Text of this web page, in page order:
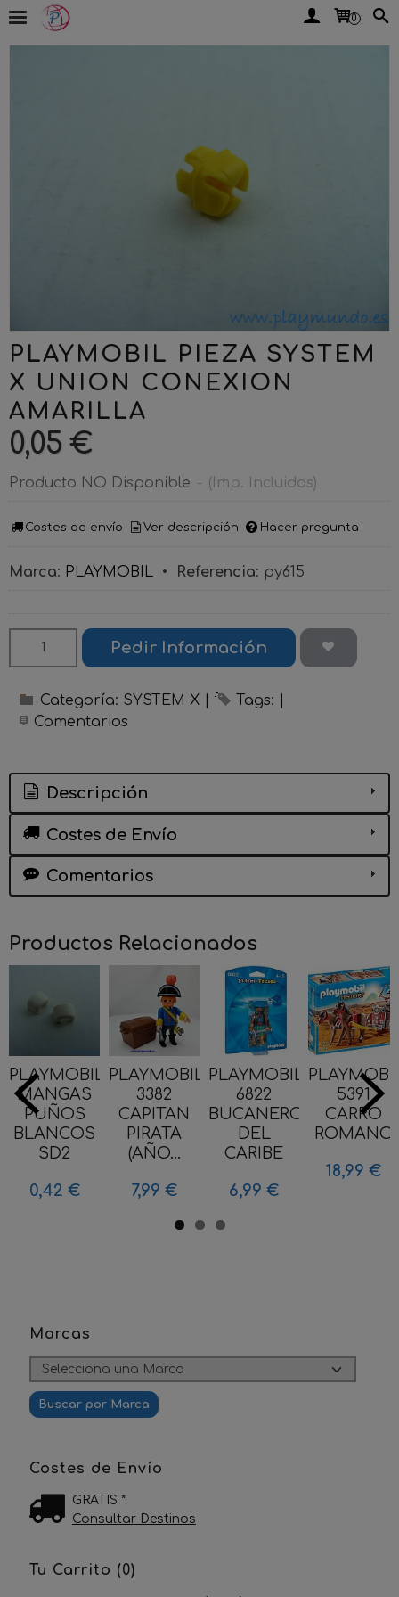
0
Marcas
Costes de Envío
GRATIS *
Consultar Destinos
Tu Carrito (0)
PLAYMOBIL PIEZA SYSTEM
X UNION CONEXION
AMARILLA
0,05 €
Producto NO Disponible - (Imp. Incluidos)
Costes de envío Ver descripción Hacer pregunta
Marca: PLAYMOBIL • Referencia: py615
Pedir Información
Categoría: SYSTEM X Tags:
Comentarios
Descripción
Costes de Envío
Comentarios
Productos Relacionados
PLAYMOBIL
MANGAS
PUÑOS
BLANCOS
SD2
0,42 €
PLAYMOBIL
3382
CAPITAN
PIRATA
(AÑO...
7,99 €
PLAYMOBIL
6822
BUCANERO
DEL
CARIBE
6,99 €
5391
CARRO
ROMANO
18,99 €